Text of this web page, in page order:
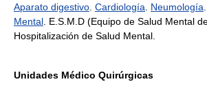
Aparato digestivo Cardiología Neumología
Mental . E.S.M.D (Equipo de Salud Mental
Hospitalización de Salud Mental.
Unidades Médico Quirúrgicas